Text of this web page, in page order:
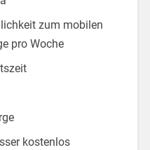
zum mobilen
pro Woche
kostenlos